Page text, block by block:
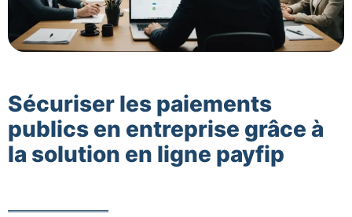
Sécuriser les paiements
publics en entreprise grâce à
la solution en ligne payfip